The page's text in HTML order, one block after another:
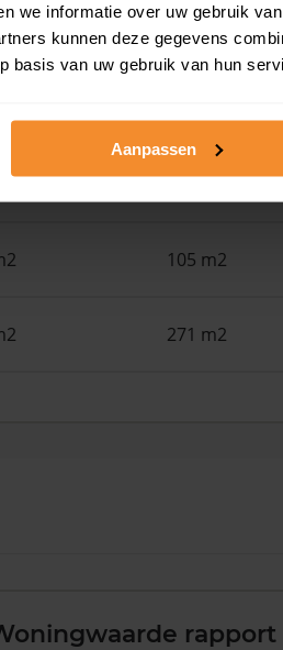
we informatie over uw gebruik
kunnen deze gegevens
basis van uw gebruik van hun
Aanpassen
385 m2
m2 920 m2
105 m2
271 m2
rapport